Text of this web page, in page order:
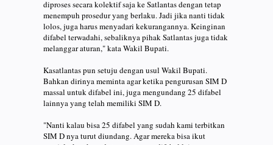
diproses secara kolektif saja ke Satlantas dengan tetap
menempuh prosedur yang berlaku. Jadi jika nanti tidak
lolos, juga harus menyadari kekurangannya. Keinginan
difabel terwadahi, sebaliknya pihak Satlantas juga tidak
melanggar aturan," kata Wakil Bupati.
Kasatlantas pun setuju dengan usul Wakil Bupati.
Bahkan dirinya meminta agar ketika pengurusan SIM D
massal untuk difabel ini, juga mengundang 25 difabel
lainnya yang telah memiliki SIM D.
"Nanti kalau bisa 25 difabel yang sudah kami terbitkan
SIM D nya turut diundang. Agar mereka bisa ikut